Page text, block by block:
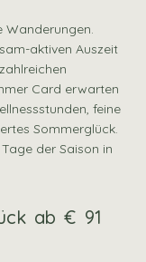
Wanderungen.
aktiven Auszeit
Card erwarten
feine
Sommerglück.
der Saison in
ab € 91